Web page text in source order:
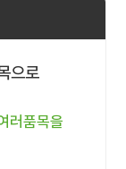
으로
러품목을